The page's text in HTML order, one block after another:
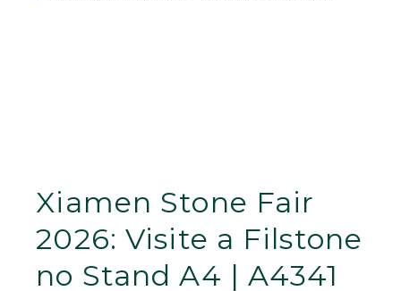
Xiamen Stone Fair
2026: Visite a Filstone
no Stand A4 | A4341